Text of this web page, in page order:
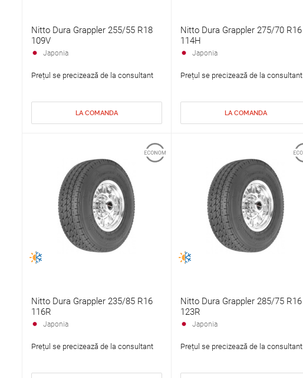
Nitto Dura Grappler 255/55 R18
109V
Japonia
Prețul se precizează de la consultant
LA COMANDA
Nitto Dura Grappler 275/70 R16
114H
Japonia
Prețul se precizează de la consultant
LA COMANDA
Nitto Dura Grappler 235/85 R16
116R
Japonia
Prețul se precizează de la consultant
Nitto Dura Grappler 285/75 R16
123R
Japonia
Prețul se precizează de la consultant